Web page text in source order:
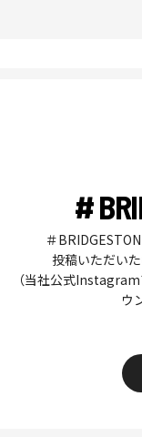
#
＃
投稿いただい
（当社公式
ウ